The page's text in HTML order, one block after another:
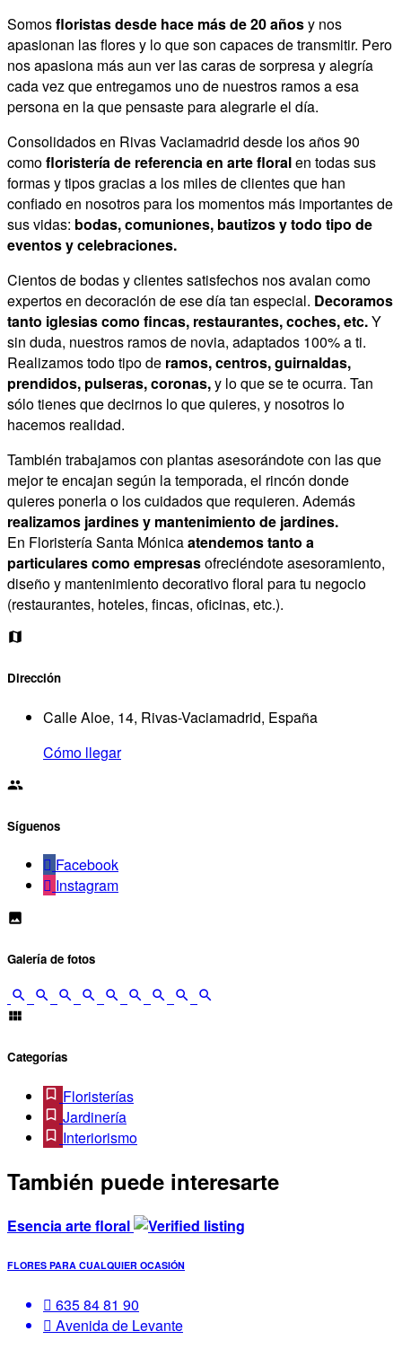
Somosfloristas desde hace más de 20 añosy nos
apasionan las flores y lo que son capaces de transmitir. Pero
nos apasiona más aun ver las caras de sorpresa y alegría
cada vez que entregamos uno de nuestros ramos a esa
persona en la que pensaste para alegrarle el día.
Consolidados en Rivas Vaciamadrid desde los años 90
comofloristería de referencia en arte floralen todas sus
formas y tipos gracias a los miles de clientes que han
confiado en nosotros para los momentos más importantes de
sus vidas: bodas, comuniones, bautizos y todo tipo de
eventos y celebraciones.
Cientos de bodas y clientes satisfechos nos avalan como
expertos en decoración de ese día tan especial. Decoramos
tanto iglesias como fincas, restaurantes, coches, etc.Y
sin duda, nuestros ramos de novia, adaptados 100% a ti.
Realizamos todo tipo de ramos, centros, guirnaldas,
prendidos, pulseras, coronas,y lo que se te ocurra. Tan
sólo tienes que decirnos lo que quieres, y nosotros lo
hacemos realidad.
También trabajamos con plantas asesorándote con las que
mejor te encajan según la temporada, el rincón donde
quieres ponerla o los cuidados que requieren. Además
realizamos jardines y mantenimiento de jardines.
En Floristería Santa Mónicaatendemos tanto a
particulares como empresasofreciéndote asesoramiento,
diseño y mantenimiento decorativo floral para tu negocio
(restaurantes, hoteles, fincas, oficinas, etc.).
Dirección
Calle Aloe, 14, Rivas-Vaciamadrid, España
Cómo llegar
Síguenos
Facebook
Instagram
Galería de fotos
Categorías
Floristerías
Jardinería
Interiorismo
También puede interesarte
Esencia arte floral
FLORES PARA CUALQUIER OCASIÓN
635 84 81 90
Avenida de Levante